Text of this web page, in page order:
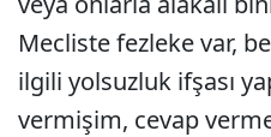
Mecliste fezleke var,
ilgili yolsuzluk ifşası
vermişim, cevap